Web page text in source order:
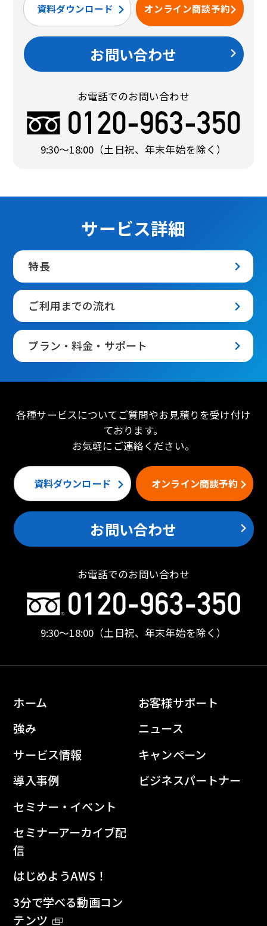
資料ダウンロード オンライン商談予約
お問い合わせ
お電話でのお問い合わせ
9:30〜18:00 （土日祝、年末年始を除く）
サービス詳細
特長
ご利用までの流れ
プラン・料金・サポート
各種サービスについてご質問やお見積りを受け付け
ております。
お気軽にご連絡ください。
資料ダウンロード オンライン商談予約
お問い合わせ
お電話でのお問い合わせ
9:30〜18:00 （土日祝、年末年始を除く）
ホーム
強み
サービス情報
導入事例
セミナー・イベント
セミナーアーカイブ配
信
はじめようAWS！
3分で学べる動画コン
テンツ
お客様サポート
ニュース
キャンペーン
ビジネスパートナー